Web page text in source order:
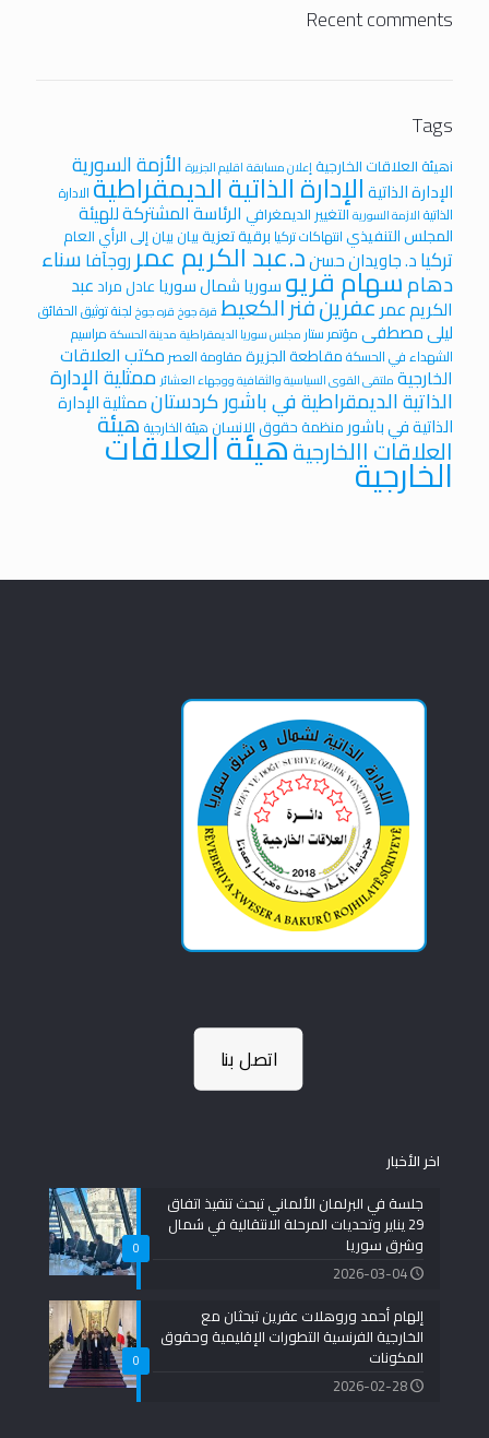
Recent comments
Tags
iهيئة العلاقات الخارجية إعلان مسابقة اقليم الجزيرة الأزمة السورية
الإدارة الذاتيةالإدارة الذاتية الديمقراطيةالادارة
الذاتية الازمة السورية التغيير الديمغرافي الرئاسة المشتركة للهيئة
المجلس التنفيذيانتهاكات تركيا برقية تعزيةبيان بيان إلى الرأي العام
تركياد. جاويدان حسند.عبد الكريم عمرروجآفاسناء
دهامسهام قريوسورياشمال سورياعادل مرادعبد
الكريم عمرعفرينفنر الكعيط قرة جوخ قره جوخ لجنة توثيق الحقائق
ليلى مصطفىمؤتمر ستار مجلس سوريا الديمقراطية مدينة الحسكة مراسيم
الشهداء في الحسكةمقاطعة الجزيرةمقاومة العصرمكتب العلاقات
الخارجية ملتقى القوى السياسية والثقافية ووجهاء العشائر ممثلية الإدارة
الذاتية الديمقراطية في باشور كردستانممثلية الإدارة
الذاتية في باشورمنظمة حقوق الانسان هيئة الخارجية هيئة
العلاقات االخارجيةهيئة العلاقات الخارجية
اتصل بنا
اخر الأخبار
0
جلسة في البرلمان الألماني تبحث تنفيذ اتفاق
29 يناير وتحديات المرحلة الانتقالية في شمال
وشرق سوريا
2026-03-04
0
إلهام أحمد وروهلات عفرين تبحثان مع
الخارجية الفرنسية التطورات الإقليمية وحقوق
المكونات
2026-02-28